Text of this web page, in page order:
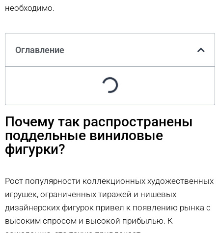
необходимо.
Оглавление
Почему так распространены
поддельные виниловые
фигурки?
Рост популярности коллекционных художественных
игрушек, ограниченных тиражей и нишевых
дизайнерских фигурок привел к появлению рынка с
высоким спросом и высокой прибылью. К